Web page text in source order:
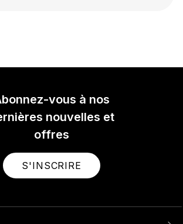
vous à nos
nouvelles et
offres
S'INSCRIRE